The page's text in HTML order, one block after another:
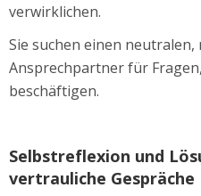
verwirklichen.
Sie suchen einen
Ansprechpartner für
beschäftigen.
Selbstreflexion und
vertrauliche Gespräche